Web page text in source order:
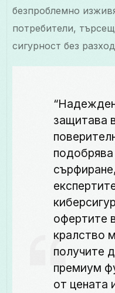
безпроблемно
потребители,
сигурност без
защитава
офертите
кралство
получите
премиум
от цената